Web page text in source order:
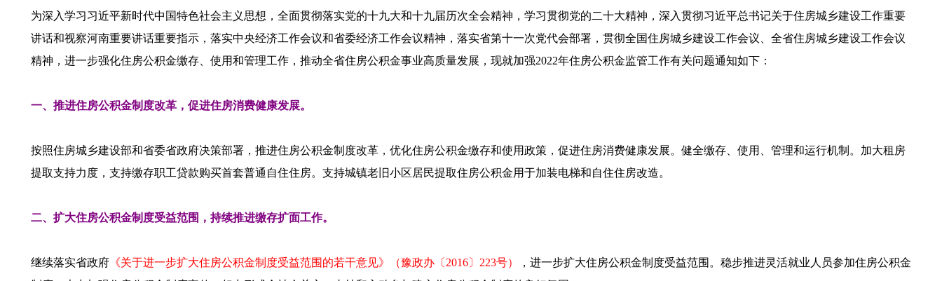
为深入学习习近平新时代中国特色社会主义思想，全面贯彻落实党的十九大和十九届历次全会精神，学习贯彻党的二十大精神，深入贯彻习近平总书记关于住房城乡建设工作重要
讲话和视察河南重要讲话重要指示，落实中央经济工作会议和省委经济工作会议精神，落实省第十一次党代会部署，贯彻全国住房城乡建设工作会议、全省住房城乡建设工作会议
精神，进一步强化住房公积金缴存、使用和管理工作，推动全省住房公积金事业高质量发展，现就加强2022年住房公积金监管工作有关问题通知如下：
一、推进住房公积金制度改革，促进住房消费健康发展。
按照住房城乡建设部和省委省政府决策部署，推进住房公积金制度改革，优化住房公积金缴存和使用政策，促进住房消费健康发展。健全缴存、使用、管理和运行机制。加大租房
提取支持力度，支持缴存职工贷款购买首套普通自住住房。支持城镇老旧小区居民提取住房公积金用于加装电梯和自住住房改造。
二、扩大住房公积金制度受益范围，持续推进缴存扩面工作。
继续落实省政府《关于进一步扩大住房公积金制度受益范围的若干意见》（豫政办〔2016〕223号）
，进一步扩大住房公积金制度受益范围。稳步推进灵活就业人员参加住房公积金